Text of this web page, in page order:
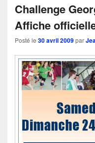
Challenge
Affiche
Posté le 30 avril 2009par